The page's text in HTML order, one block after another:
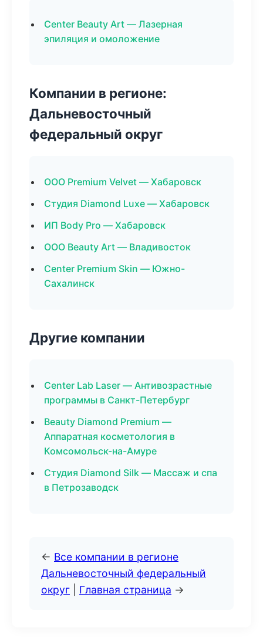
Center Beauty Art — Лазерная
эпиляция и омоложение
Компании в регионе:
Дальневосточный
федеральный округ
ООО Premium Velvet — Хабаровск
Студия Diamond Luxe — Хабаровск
ИП Body Pro — Хабаровск
ООО Beauty Art — Владивосток
Center Premium Skin — Южно-
Сахалинск
Другие компании
Center Lab Laser — Антивозрастные
программы в Санкт-Петербург
Beauty Diamond Premium —
Аппаратная косметология в
Комсомольск-на-Амуре
Студия Diamond Silk — Массаж и спа
в Петрозаводск
← Все компании в регионе
Дальневосточный федеральный
округ
Главная страница →